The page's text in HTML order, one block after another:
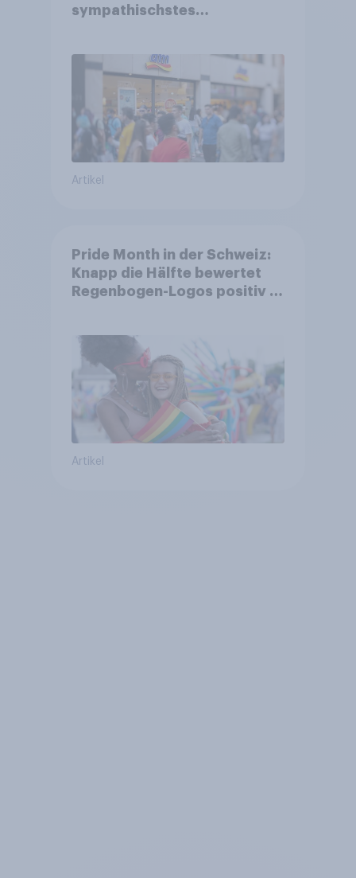
sympathischstes
Artikel
Pride Month in der Schweiz:
Knapp die Hälfte bewertet
Regenbogen-Logos positiv –
Artikel